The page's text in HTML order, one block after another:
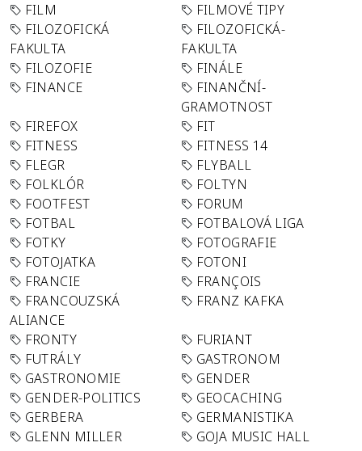
FILM
FILMOVÉ TIPY
FILOZOFICKÁ
FAKULTA
FILOZOFICKÁ-
FAKULTA
FILOZOFIE
FINÁLE
FINANCE
FINANČNÍ-
GRAMOTNOST
FIREFOX
FIT
FITNESS
FITNESS 14
FLEGR
FLYBALL
FOLKLÓR
FOLTYN
FOOTFEST
FORUM
FOTBAL
FOTBALOVÁ LIGA
FOTKY
FOTOGRAFIE
FOTOJATKA
FOTONI
FRANCIE
FRANÇOIS
FRANCOUZSKÁ
ALIANCE
FRANZ KAFKA
FRONTY
FURIANT
FUTRÁLY
GASTRONOM
GASTRONOMIE
GENDER
GENDER-POLITICS
GEOCACHING
GERBERA
GERMANISTIKA
GLENN MILLER
GOJA MUSIC HALL